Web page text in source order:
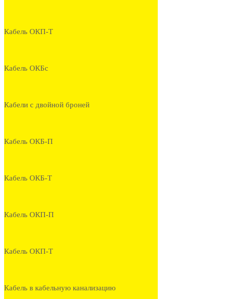
Кабель ОКП-Т
Кабель ОКБс
Кабели с двойной броней
Кабель ОКБ-П
Кабель ОКБ-Т
Кабель ОКП-П
Кабель ОКП-Т
Кабель в кабельную канализацию